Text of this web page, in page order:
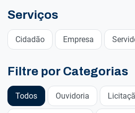
Serviços
Cidadão Empresa
Filtre por Categorias
Todos Ouvidoria